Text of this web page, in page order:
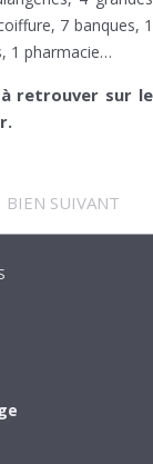
7 banques, 1
1 pharmacie…
à retrouver sur le
BIEN SUIVANT